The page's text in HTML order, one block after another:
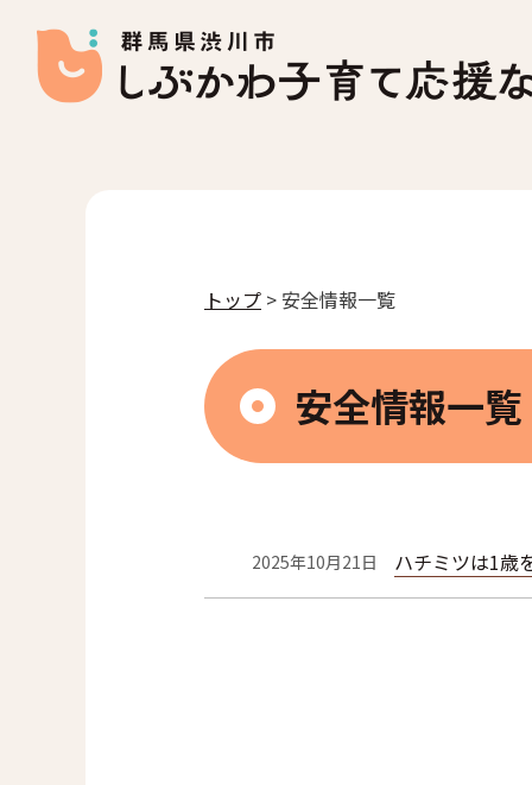
トップ > 安全情報一覧
安全情報一覧
2025年10月21日 ハチミツは1歳